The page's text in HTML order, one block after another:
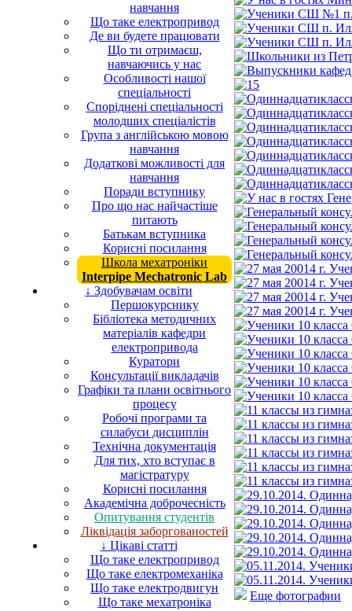
навчання
Що таке електропривод
Де ви будете працювати
Що ти отримаєш,
навчаючись у нас
Особливості нашої
спеціальності
Споріднені спеціальності
молодших спеціалістів
Група з англійською мовою
навчання
Додаткові можливості для
навчання
Поради вступнику
Про що нас найчастіше
питають
Батькам вступника
Корисні посилання
Школа мехатроніки
Interpipe Mechatronic Lab
↓ Здобувачам освіти
Першокурснику
Бібліотека методичних
матеріалів кафедри
електропривода
Куратори
Консультації викладачів
Графіки та плани освітнього
процесу
Робочі програми та
силабуси дисциплін
Технічна документація
Для тих, хто вступає в
магістратуру
Корисні посилання
Академічна доброчесність
Опитування студентів
Ліквідація заборгованостей
↓ Цікаві статті
Що таке електропривод
Що таке електромеханіка
Що таке електродвигун
Що таке мехатроніка
Еще фотографии